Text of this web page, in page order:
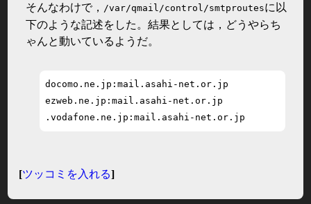
そんなわけで， /var/qmail/control/smtproutesに以
下のような記述をした。結果としては，どうやらち
ゃんと動いているようだ。
docomo.ne.jp:mail.asahi-net.or.jp
ezweb.ne.jp:mail.asahi-net.or.jp
[ツッコミを入れる]